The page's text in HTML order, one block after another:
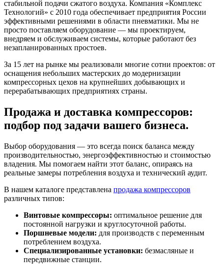
стабильной подачи сжатого воздуха. Компания «Комплекс
Технологий» с 2010 года обеспечивает предприятия России
эффективными решениями в области пневматики. Мы не
просто поставляем оборудование — мы проектируем,
внедряем и обслуживаем системы, которые работают без
незапланированных простоев.
За 15 лет на рынке мы реализовали многие сотни проектов: от
оснащения небольших мастерских до модернизации
компрессорных цехов на крупнейших добывающих и
перерабатывающих предприятиях страны.
Продажа и доставка компрессоров:
подбор под задачи вашего бизнеса.
Выбор оборудования — это всегда поиск баланса между
производительностью, энергоэффективностью и стоимостью
владения. Мы помогаем найти этот баланс, опираясь на
реальные замеры потребления воздуха и технический аудит.
В нашем каталоге представлена продажа компрессоров
различных типов:
Винтовые компрессоры: оптимальное решение для
постоянной нагрузки и круглосуточной работы.
Поршневые модели: для производств с переменным
потреблением воздуха.
Специализированные установки: безмасляные и
передвижные станции.